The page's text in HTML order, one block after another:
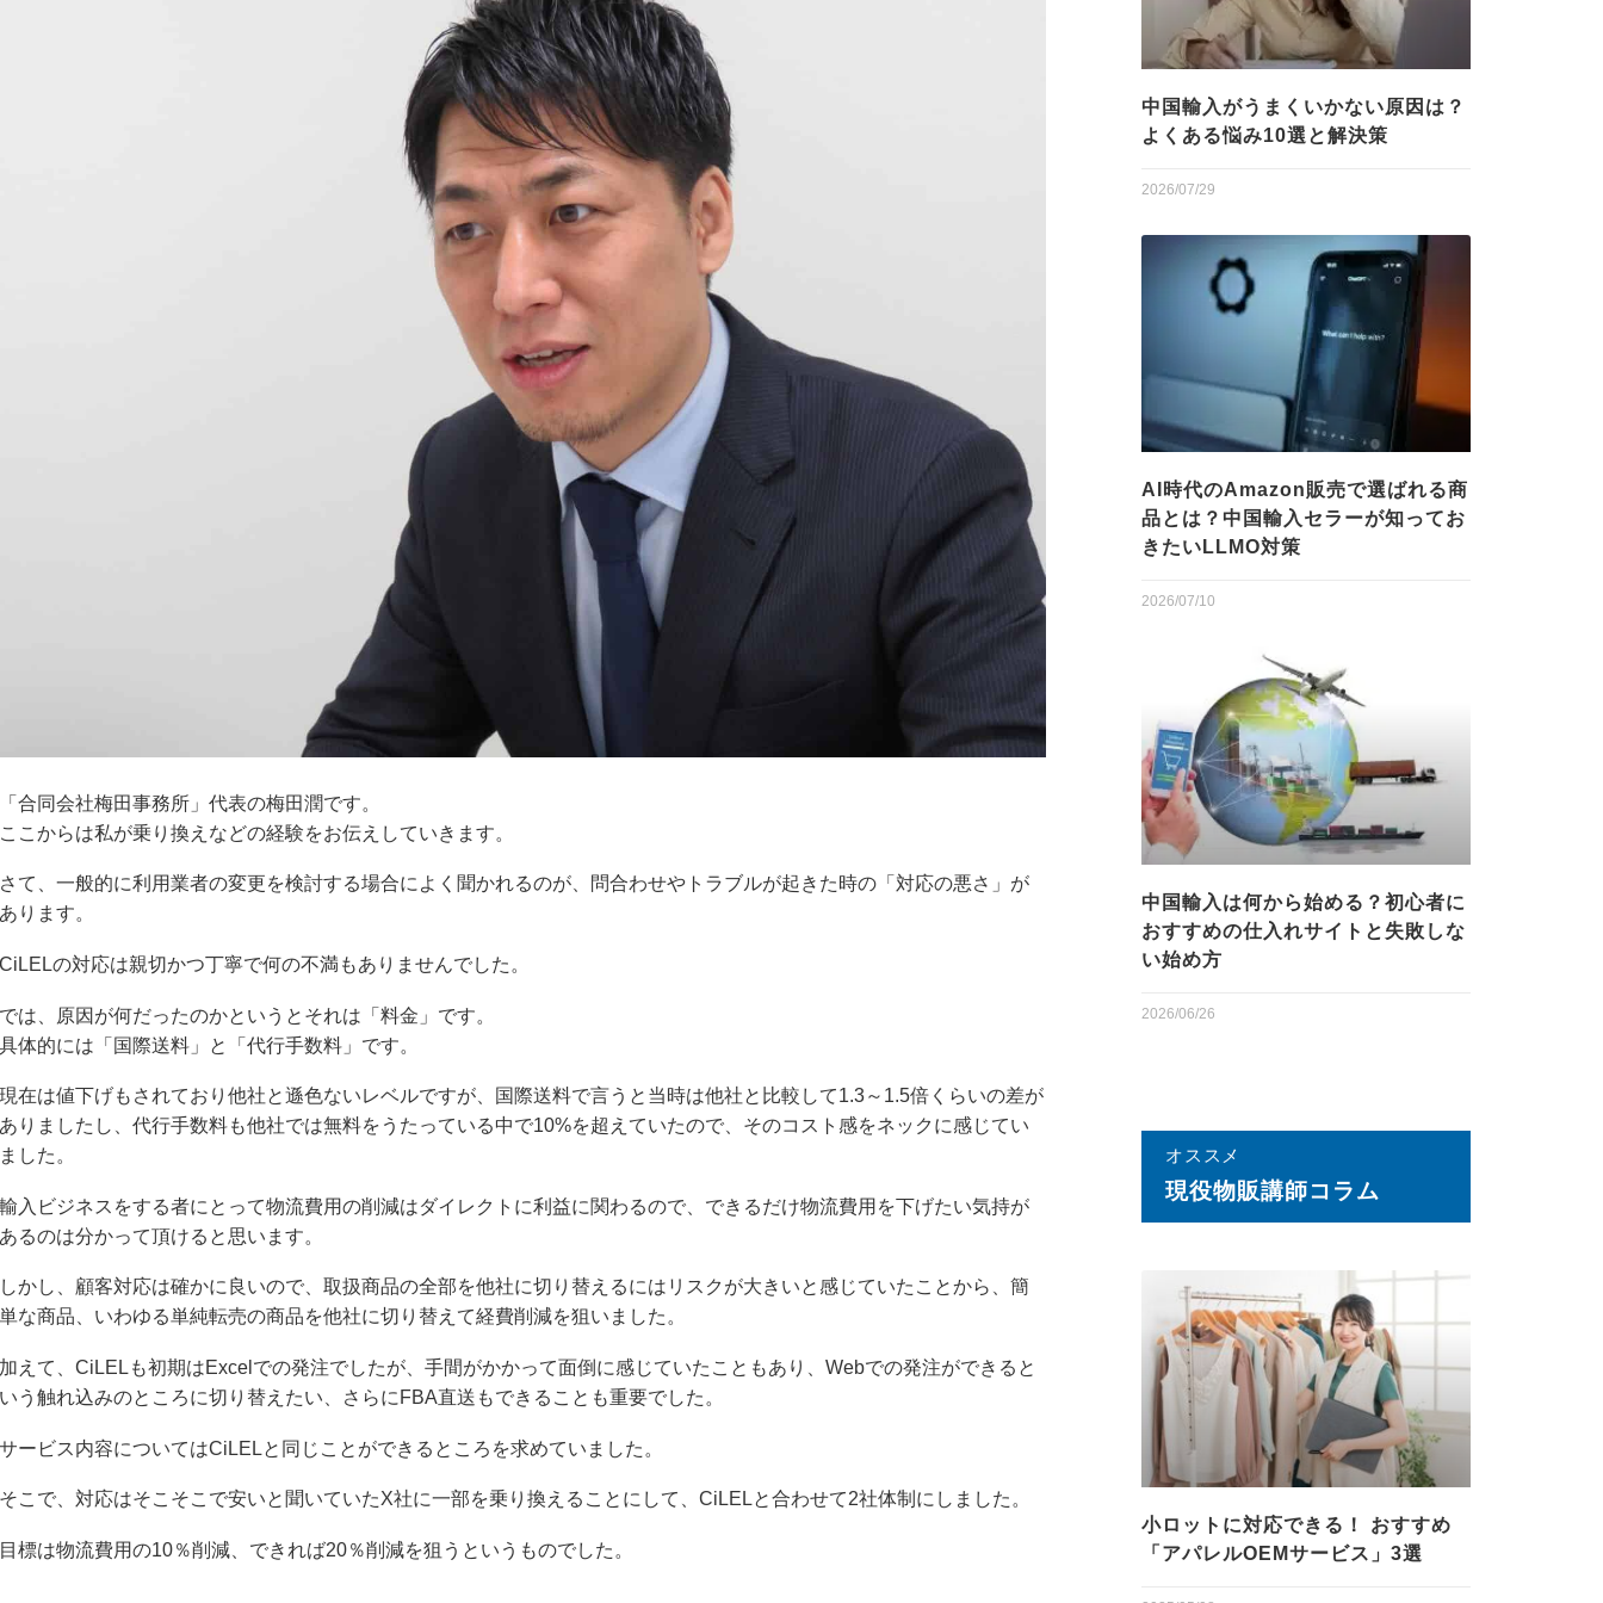
「合同会社梅田事務所」代表の梅田潤です。
ここからは私が乗り換えなどの経験をお伝えしていきます。
さて、一般的に利用業者の変更を検討する場合によく聞かれるのが、問合わせやトラブルが起きた時の「対応の悪さ」が
あります。
CiLELの対応は親切かつ丁寧で何の不満もありませんでした。
では、原因が何だったのかというとそれは「料金」です。
具体的には「国際送料」と「代行手数料」です。
現在は値下げもされており他社と遜色ないレベルですが、国際送料で言うと当時は他社と比較して1.3～1.5倍くらいの差が
ありましたし、代行手数料も他社では無料をうたっている中で10%を超えていたので、そのコスト感をネックに感じてい
ました。
輸入ビジネスをする者にとって物流費用の削減はダイレクトに利益に関わるので、できるだけ物流費用を下げたい気持が
あるのは分かって頂けると思います。
しかし、顧客対応は確かに良いので、取扱商品の全部を他社に切り替えるにはリスクが大きいと感じていたことから、簡
単な商品、いわゆる単純転売の商品を他社に切り替えて経費削減を狙いました。
加えて、CiLELも初期はExcelでの発注でしたが、手間がかかって面倒に感じていたこともあり、Webでの発注ができると
いう触れ込みのところに切り替えたい、さらにFBA直送もできることも重要でした。
サービス内容についてはCiLELと同じことができるところを求めていました。
そこで、対応はそこそこで安いと聞いていたX社に一部を乗り換えることにして、CiLELと合わせて2社体制にしました。
目標は物流費用の10％削減、できれば20％削減を狙うというものでした。
中国輸入がうまくいかない原因は？
よくある悩み10選と解決策
2026/07/29
AI時代のAmazon販売で選ばれる商
品とは？中国輸入セラーが知ってお
きたいLLMO対策
2026/07/10
中国輸入は何から始める？初心者に
おすすめの仕入れサイトと失敗しな
い始め方
2026/06/26
オススメ
現役物販講師コラム
小ロットに対応できる！ おすすめ
「アパレルOEMサービス」3選